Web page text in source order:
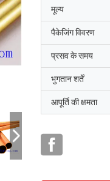
मूल्य
पैकेजिंग विवरण
प्रसव के समय
भुगतान शर्तें
आपूर्ति की क्षमता